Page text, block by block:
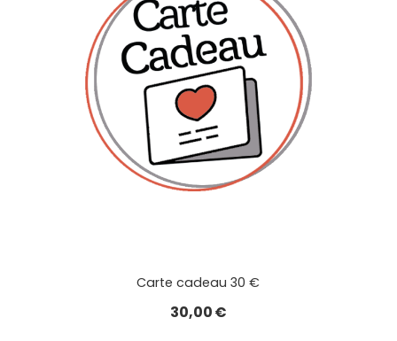
Carte cadeau 30 €
30,00€